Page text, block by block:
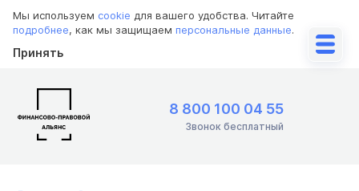
Мы используем cookie для вашего удобства. Читайте
подробнее, как мы защищаем персональные данные.
Принять
8 800 100 04 55
Звонок бесплатный